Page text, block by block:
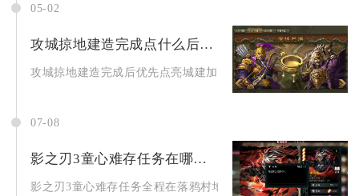
05-02
攻城掠地建造完成点什么后可迅速发展
攻城掠地建造完成后优先点亮城建加速类科技、升级兵营与核
07-08
影之刃3童心难存任务在哪个地图进行
影之刃3童心难存任务全程在落鸦村地图内的落鸦废墟场景触发